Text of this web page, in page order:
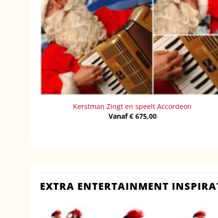
Kerstman Zingt en speelt Accordeon
Vanaf€675,00
EXTRA ENTERTAINMENT